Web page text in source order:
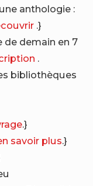
anthologie :
.}
de demain en 7
.
bibliothèques
.}
savoir plus.}